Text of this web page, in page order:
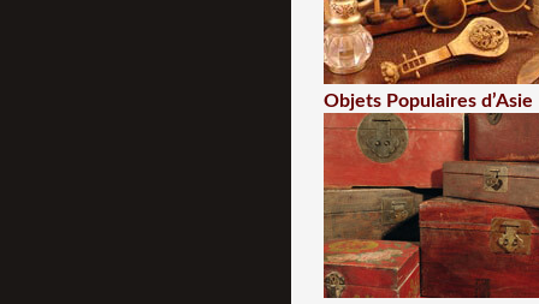
Objets Populaires d’Asie